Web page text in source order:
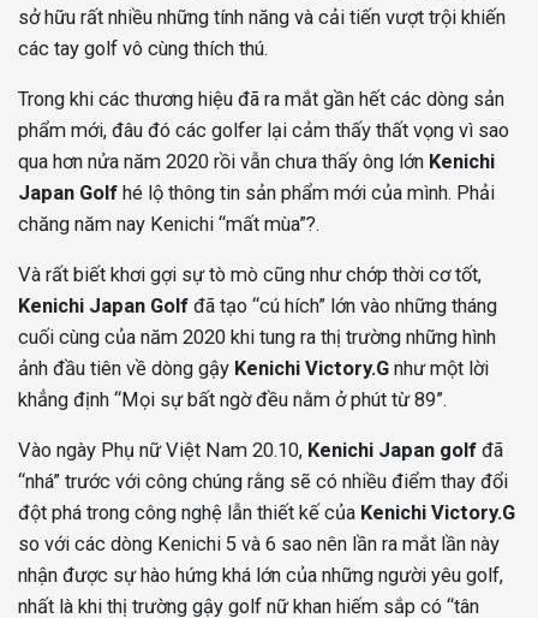
sở hữu rất nhiều những tính năng và cải tiến vượt trội khiến
các tay golf vô cùng thích thú.
Trong khi các thương hiệu đã ra mắt gần hết các dòng sản
phẩm mới, đâu đó các golfer lại cảm thấy thất vọng vì sao
qua hơn nửa năm 2020 rồi vẫn chưa thấy ông lớn Kenichi
Japan Golf hé lộ thông tin sản phẩm mới của mình. Phải
chăng năm nay Kenichi “mất mùa”?.
Và rất biết khơi gợi sự tò mò cũng như chớp thời cơ tốt,
Kenichi Japan Golf đã tạo “cú hích” lớn vào những tháng
cuối cùng của năm 2020 khi tung ra thị trường những hình
ảnh đầu tiên về dòng gậy Kenichi Victory.G như một lời
khẳng định “Mọi sự bất ngờ đều nằm ở phút từ 89”.
Vào ngày Phụ nữ Việt Nam 20.10, Kenichi Japan golf đã
“nhá” trước với công chúng rằng sẽ có nhiều điểm thay đổi
đột phá trong công nghệ lẫn thiết kế của Kenichi Victory.G
so với các dòng Kenichi 5 và 6 sao nên lần ra mắt lần này
nhận được sự hào hứng khá lớn của những người yêu golf,
nhất là khi thị trường gậy golf nữ khan hiếm sắp có “tân